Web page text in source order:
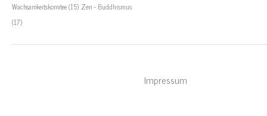
Wachsamkeitskomitee(15) Zen - Buddhismus
(17)
Impressum